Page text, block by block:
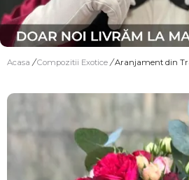
Acasa / Compozitii Exotice / Aranjament din